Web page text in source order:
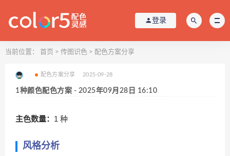
登录
当前位置： 首页 > 传图识色 > 配色方案分享
配色方案分享 2025-09-28
1种颜色配色方案 - 2025年09月28日 16:10
主色数量： 1 种
风格分析